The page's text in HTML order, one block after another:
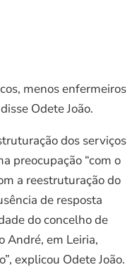
menos enfermeiros
Odete João.
dos serviços
preocupação “com o
a reestruturação do
de resposta
do concelho de
André, em Leiria,
explicou Odete João.